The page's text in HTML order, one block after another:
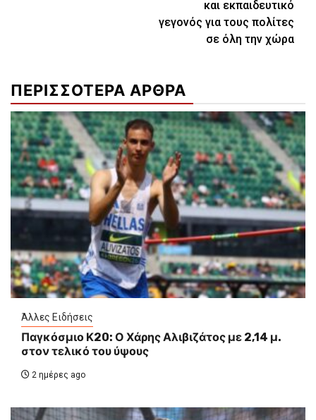
και εκπαιδευτικό
γεγονός για τους πολίτες
σε όλη την χώρα
ΠΕΡΙΣΣΟΤΕΡΑ ΑΡΘΡΑ
Άλλες Ειδήσεις
Παγκόσμιο Κ20: Ο Χάρης Αλιβιζάτος με 2,14 μ.
στον τελικό του ύψους
2 ημέρες ago